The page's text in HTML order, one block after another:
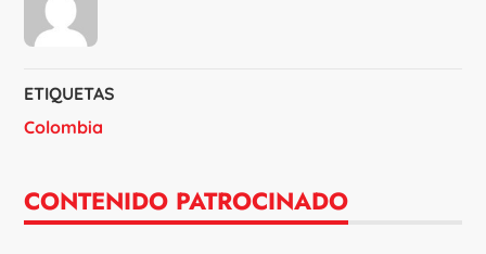
ETIQUETAS
Colombia
CONTENIDO PATROCINADO